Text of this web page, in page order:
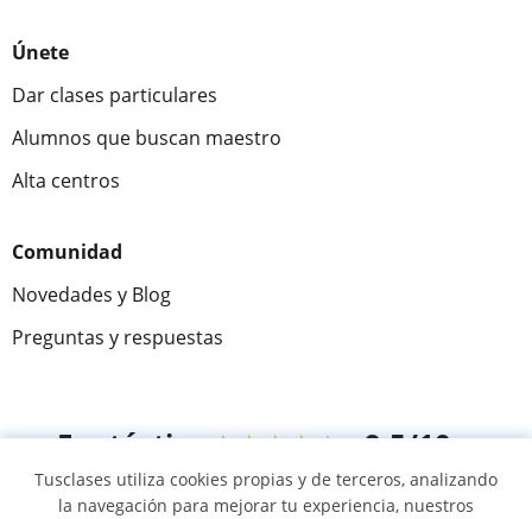
Únete
Dar clases particulares
Alumnos que buscan maestro
Alta centros
Comunidad
Novedades y Blog
Preguntas y respuestas
Fantástica★★★★★ 9,5/10
305883 opiniones de alumnos
Tusclases utiliza cookies propias y de terceros, analizando
la navegación para mejorar tu experiencia, nuestros